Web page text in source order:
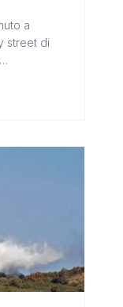
a
street di